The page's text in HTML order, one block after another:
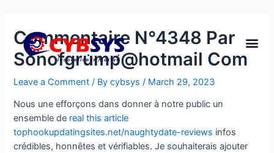
Commentaire N°4348 Par
Sonofgrump@hotmail Com
Leave a Comment / Bycybsys/ March 29, 2023
Nous une efforçons dans donner à notre public un
ensemble de real this article
tophookupdatingsites.net/naughtydate-reviews infos
crédibles, honnêtes et vérifiables. Je souhaiterais ajouter